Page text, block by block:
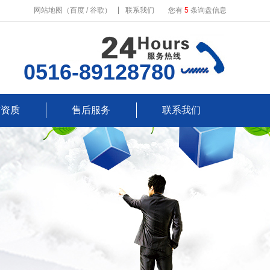
网站地图 （百度 /谷歌 ） 联系我们 您有 5 条询盘信息
0516-89128780
质 售后服务 联系我们